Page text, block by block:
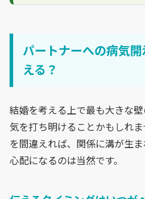
パートナーへの病気
える？
結婚を考える上で最も大きな
気を打ち明けることかもしれ
を間違えれば、関係に溝が生
心配になるのは当然です。